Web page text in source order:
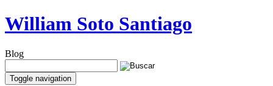
William Soto Santiago
Blog
Toggle navigation